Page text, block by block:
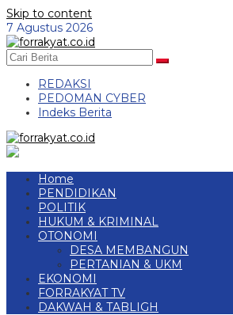
Skip to content
7 Agustus 2026
REDAKSI
PEDOMAN CYBER
Indeks Berita
Home
PENDIDIKAN
POLITIK
HUKUM & KRIMINAL
OTONOMI
DESA MEMBANGUN
PERTANIAN & UKM
EKONOMI
FORRAKYAT TV
DAKWAH & TABLIGH